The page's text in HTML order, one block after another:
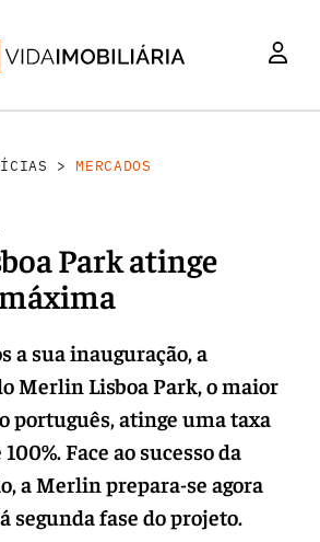
>MERCADOS
Park atinge
a sua inauguração, a
Merlin Lisboa Park, o maior
português, atinge uma taxa
Face ao sucesso da
a Merlin prepara-se agora
segunda fase do projeto.